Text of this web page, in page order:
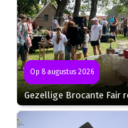
Op 8 augustus 2026
Gezellige Brocante Fair